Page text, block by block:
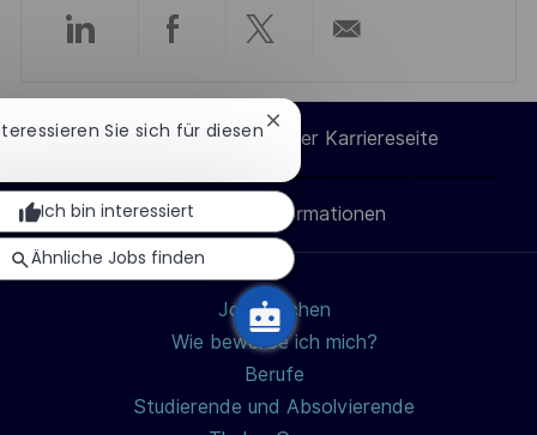
g
f
n
t
i
h
g
Über
Über
Facebook
Über
Twitter
teilen
E-
Mail
teilen
Cookie-Einstellungen der Karriereseite
Persönliche Informationen
Jobs suchen
Wie bewerbe ich mich?
Berufe
Studierende und Absolvierende
Sie sich für diesen Chatbot-
Benachrichtigung
schließen
Ich bin interessiert
Ähnliche Jobs finden